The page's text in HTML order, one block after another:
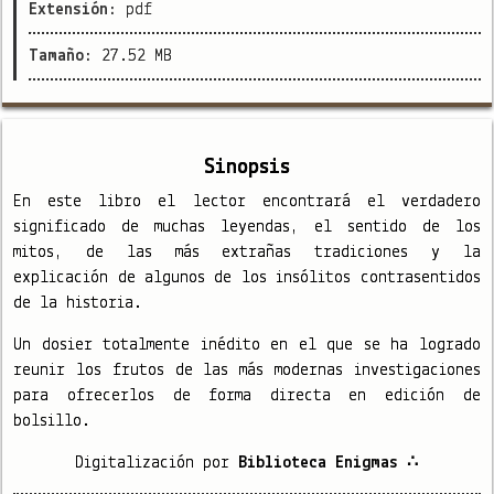
Extensión: pdf
Tamaño: 27.52 MB
Sinopsis
En este libro el lector encontrará el verdadero
significado de muchas leyendas, el sentido de los
mitos, de las más extrañas tradiciones y la
explicación de algunos de los insólitos contrasentidos
de la historia.
Un dosier totalmente inédito en el que se ha logrado
reunir los frutos de las más modernas investigaciones
para ofrecerlos de forma directa en edición de
bolsillo.
Digitalización por Biblioteca Enigmas ∴